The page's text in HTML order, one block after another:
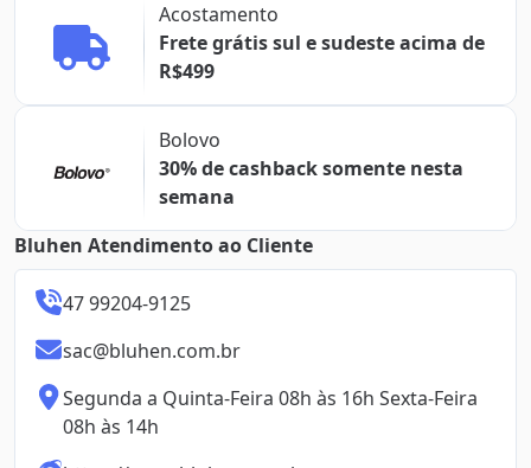
Acostamento
Frete grátis sul e sudeste acima de
R$499
Bolovo
30% de cashback somente nesta
semana
Bluhen Atendimento ao Cliente
47 99204-9125
sac@bluhen.com.br
Segunda a Quinta-Feira 08h às 16h Sexta-Feira
08h às 14h